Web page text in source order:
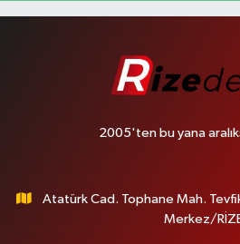
2005'ten bu yana
Atatürk Cad. Tophane Mah.
Merkez/